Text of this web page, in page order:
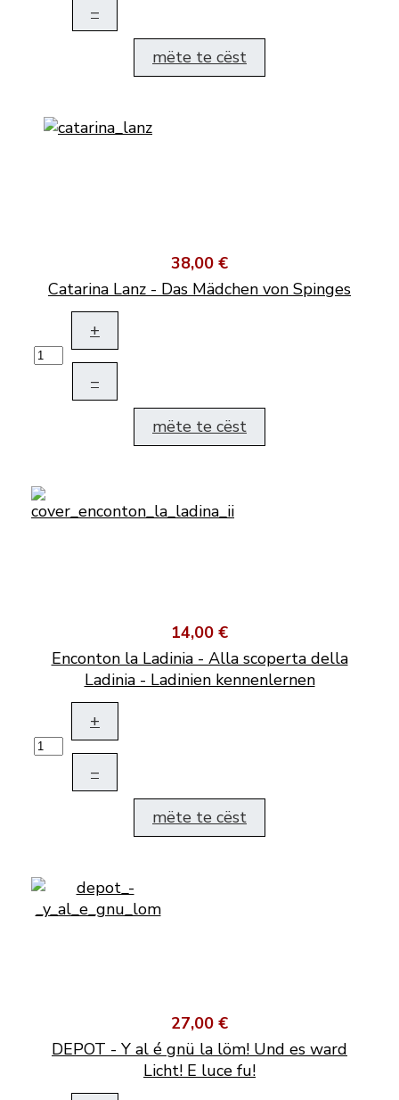
–
mëte te cëst
38,00 €
Catarina Lanz - Das Mädchen von Spinges
+
–
mëte te cëst
14,00 €
Enconton la Ladinia - Alla scoperta della
Ladinia - Ladinien kennenlernen
+
–
mëte te cëst
27,00 €
DEPOT - Y al é gnü la löm! Und es ward
Licht! E luce fu!